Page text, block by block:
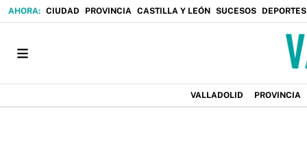
CIUDAD PROVINCIA CASTILLA Y LEÓN SUCESOS DEPORTES
VALLADOLID PROVINCIA